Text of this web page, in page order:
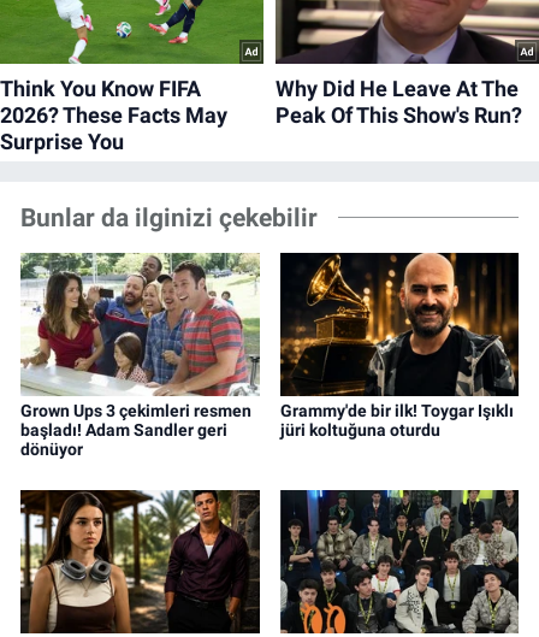
Bunlar da ilginizi çekebilir
Grown Ups 3 çekimleri resmen
başladı! Adam Sandler geri
dönüyor
Grammy'de bir ilk! Toygar Işıklı
jüri koltuğuna oturdu